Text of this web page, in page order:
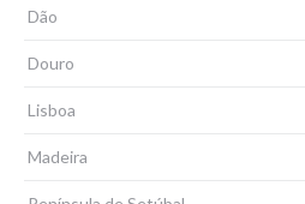
Dão
Douro
Lisboa
Madeira